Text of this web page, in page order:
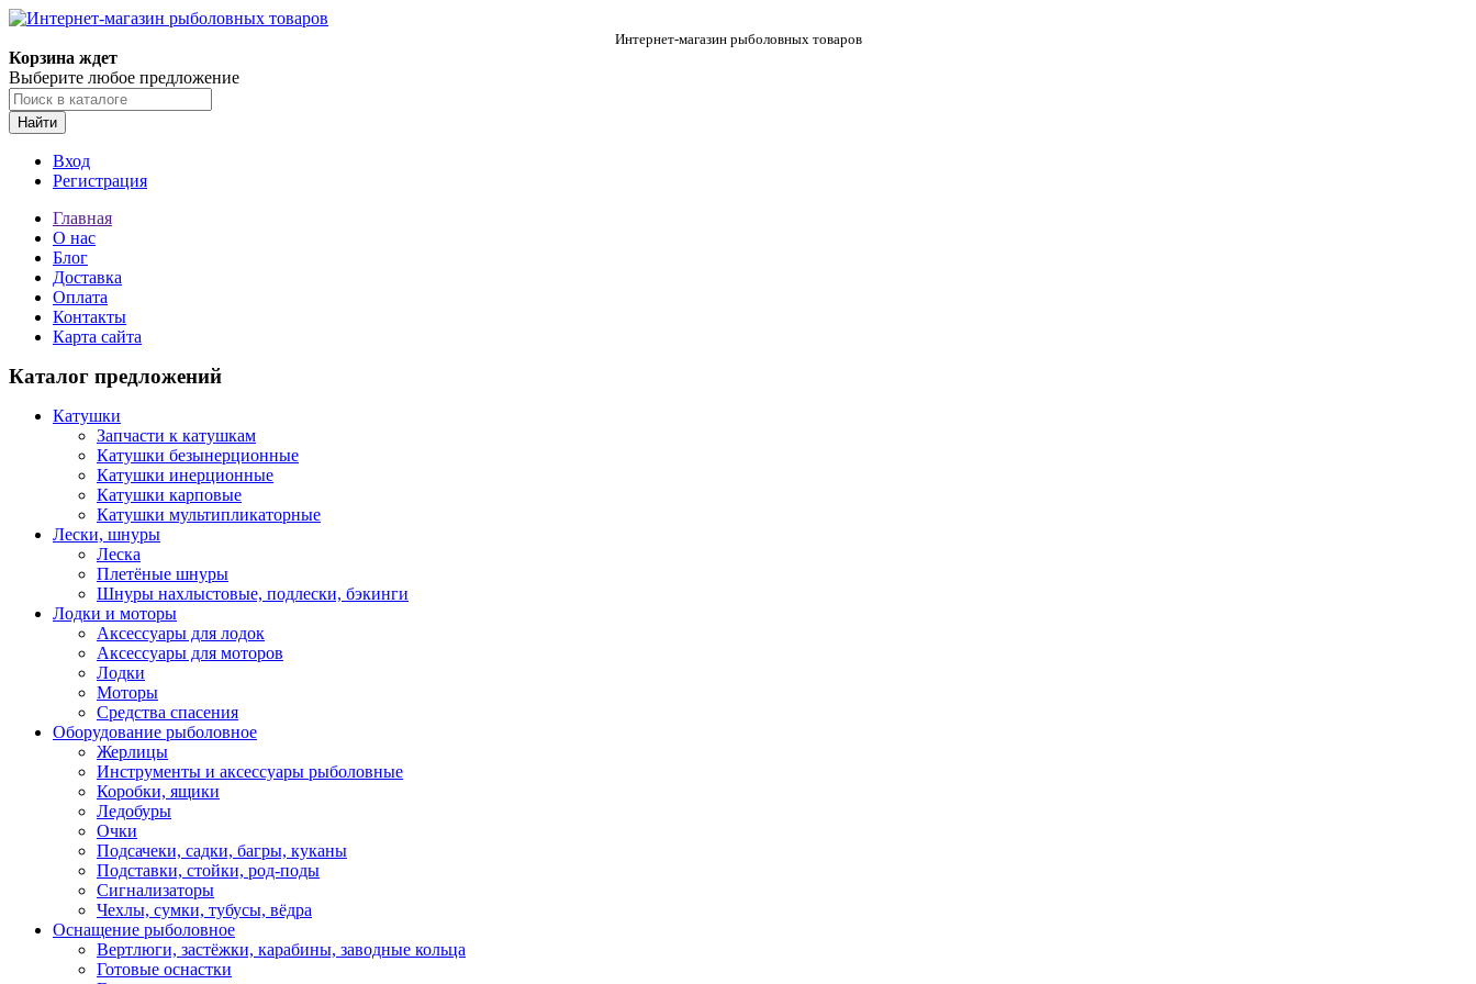
Интернет-магазин рыболовных товаров
Корзина ждет
Выберите любое предложение
Найти
Вход
Регистрация
Главная
О нас
Блог
Доставка
Оплата
Контакты
Карта сайта
Каталог предложений
Катушки
Запчасти к катушкам
Катушки безынерционные
Катушки инерционные
Катушки карповые
Катушки мультипликаторные
Лески, шнуры
Леска
Плетёные шнуры
Шнуры нахлыстовые, подлески, бэкинги
Лодки и моторы
Аксессуары для лодок
Аксессуары для моторов
Лодки
Моторы
Средства спасения
Оборудование рыболовное
Жерлицы
Инструменты и аксессуары рыболовные
Коробки, ящики
Ледобуры
Очки
Подсачеки, садки, багры, куканы
Подставки, стойки, род-поды
Сигнализаторы
Чехлы, сумки, тубусы, вёдра
Оснащение рыболовное
Вертлюги, застёжки, карабины, заводные кольца
Готовые оснастки